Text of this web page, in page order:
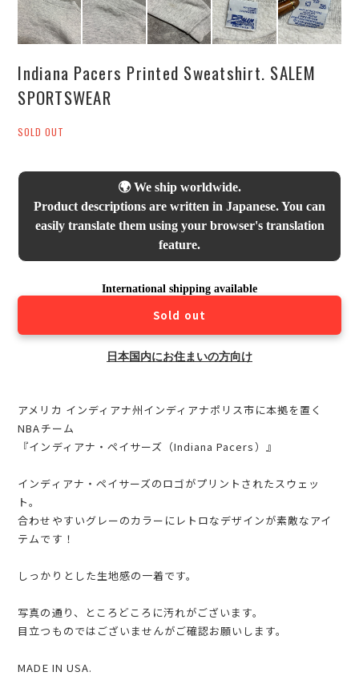
Indiana Pacers Printed Sweatshirt. SALEM
SPORTSWEAR
SOLD OUT
🌍 We ship worldwide.
Product descriptions are written in Japanese. You can
easily translate them using your browser's translation
feature.
International shipping available
Sold out
日本国内にお住まいの方向け
アメリカ インディアナ州インディアナポリス市に本拠を置く
NBAチーム
『インディアナ・ペイサーズ（Indiana Pacers）』
インディアナ・ペイサーズのロゴがプリントされたスウェッ
ト。
合わせやすいグレーのカラーにレトロなデザインが素敵なアイ
テムです！
しっかりとした生地感の一着です。
写真の通り、ところどころに汚れがございます。
目立つものではございませんがご確認お願いします。
MADE IN USA.